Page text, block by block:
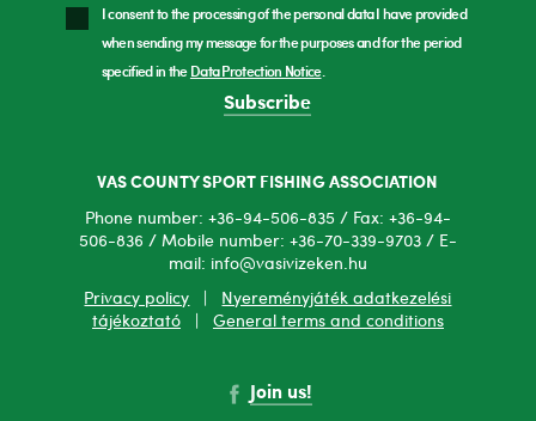
I consent to the processing of the personal data I have provided
when sending my message for the purposes and for the period
specified in theData Protection Notice.
Subscribe
VAS COUNTY SPORT FISHING ASSOCIATION
Phone number: +36-94-506-835 / Fax: +36-94-
506-836 / Mobile number: +36-70-339-9703 / E-
mail: info@vasivizeken.hu
Privacy policy
Nyereményjáték adatkezelési
tájékoztató| General terms and conditions
Join us!